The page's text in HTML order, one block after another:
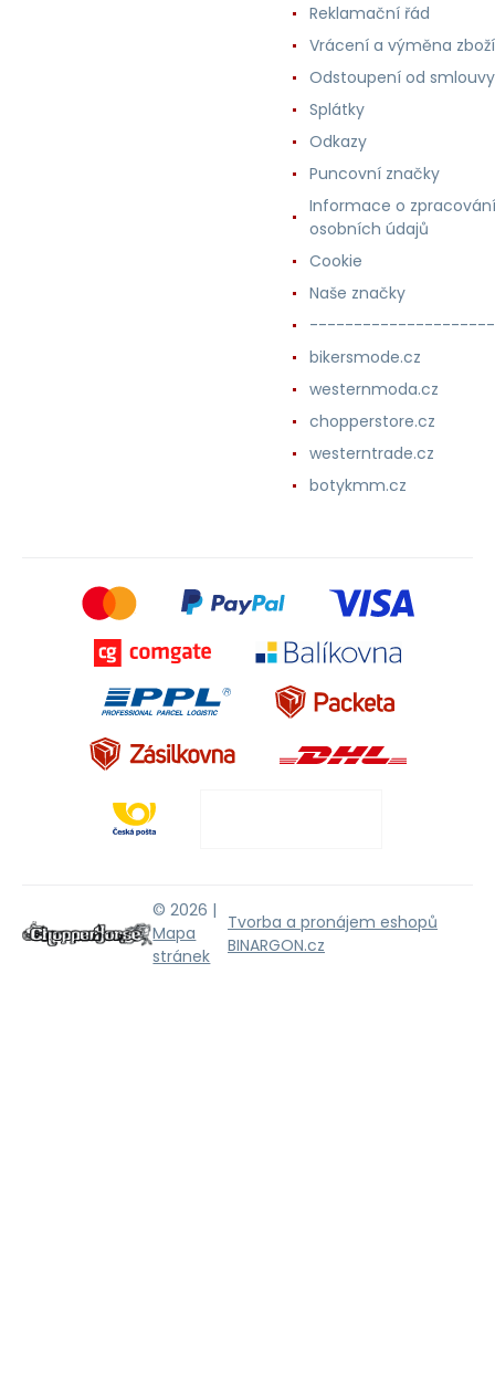
Reklamační řád
Vrácení a výměna zboží
Odstoupení od smlouvy
Splátky
Odkazy
Puncovní značky
Informace o zpracování
osobních údajů
Cookie
Naše značky
bikersmode.cz
westernmoda.cz
chopperstore.cz
westerntrade.cz
botykmm.cz
© 2026 |
Mapa
stránek
Tvorba a pronájem eshopů
BINARGON.cz